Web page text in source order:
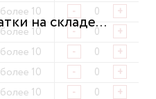
более 10 - +
более 10 - +
более 10 - +
более 10 - +
более 10 - +